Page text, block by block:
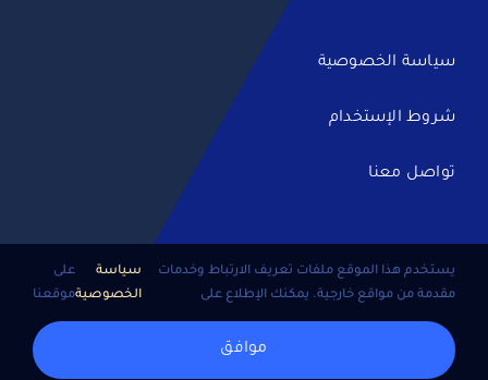
سياسة الخصوصية
شروط الإستخدام
تواصل معنا
جميع الحقوق محفوظة •الجهاز الوطني للتنمية
يستخدم هذا الموقع ملفات تعريف الارتباط وخدمات
مقدمة من مواقع خارجية. يمكنك الإطلاع على
سياسة
الخصوصية
على
موقعنا
موافق